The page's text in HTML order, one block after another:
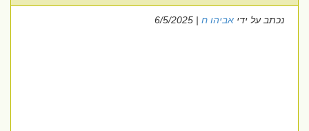
נכתב על ידי אביהו ח | 6/5/2025